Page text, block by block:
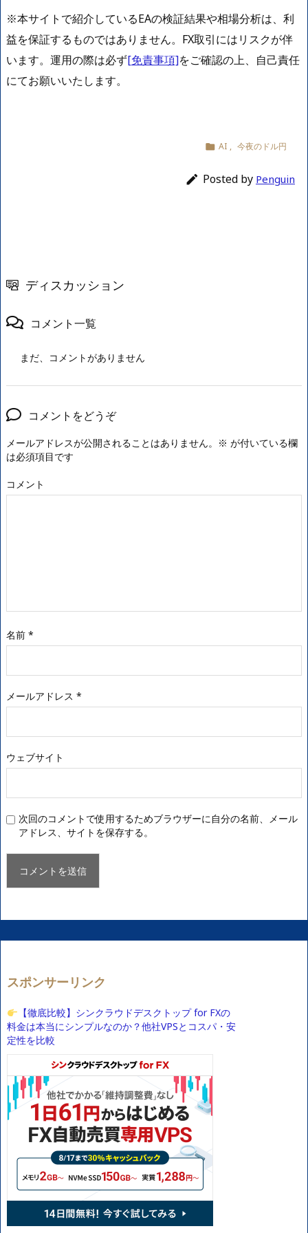
※本サイトで紹介しているEAの検証結果や相場分析は、利
益を保証するものではありません。FX取引にはリスクが伴
います。運用の際は必ず[免責事項]をご確認の上、自己責任
にてお願いいたします。
 AI , 今夜のドル円
 Posted by Penguin
ディスカッション
コメント一覧
まだ、コメントがありません
コメントをどうぞ
メールアドレスが公開されることはありません。 ※ が付いている欄
は必須項目です
コメント
名前 *
メールアドレス *
ウェブサイト
次回のコメントで使用するためブラウザーに自分の名前、メール
アドレス、サイトを保存する。
スポンサーリンク
【徹底比較】シンクラウドデスクトップ for FXの
料金は本当にシンプルなのか？他社VPSとコスパ・安
定性を比較